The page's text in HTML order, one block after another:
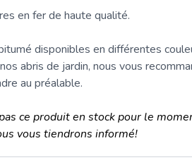
en fer de haute qualité.
disponibles en différentes
abris de jardin, nous vous
au préalable.
ce produit en stock pour le
vous tiendrons informé!